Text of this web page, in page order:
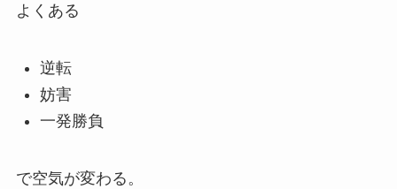
よくある
逆転
妨害
一発勝負
で空気が変わる。